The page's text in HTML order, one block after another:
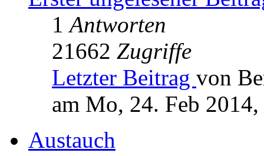
1Antworten
21662 Zugriffe
Letzter Beitrag von
am Mo, 24. Feb
Austauch